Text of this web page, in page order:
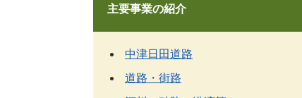
主要事業の紹介
中津日田道路
道路・街路